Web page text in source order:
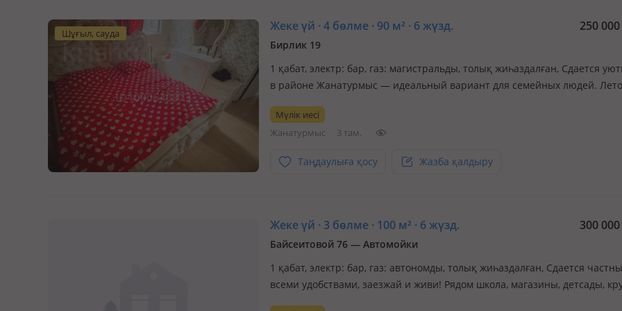
Шұғыл, сауда Жеке үй · 4 бөлме · 90 м² · 6 жүзд. 250 000
Бирлик 19
1 қабат, электр: бар, газ: магистральды, толық жиһаздалған, Сдается
в районе Жанатурмыс — идеальный вариант для семейных людей.
проживания: холодильник, стиральная машина, вся мебель,
Мүлік иесі
Жанатурмыс
3 там.
Таңдаулыға қосу Жазба қалдыру
Жеке үй · 3 бөлме · 100 м² · 6 жүзд. 300 000
Байсеитовой 76 — Автомойки
1 қабат, электр: бар, газ: автономды, толық жиһаздалған, Сдается
всеми удобствами, заезжай и живи! Рядом школа, магазины, детсады,